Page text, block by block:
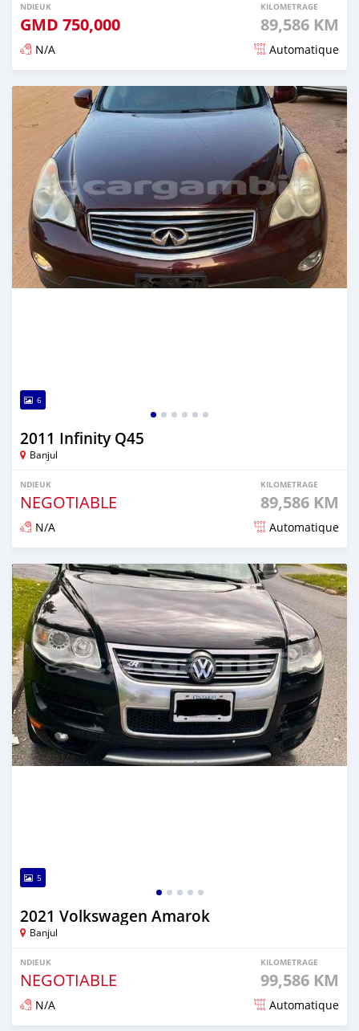
NDIEUK
GMD 750,000
KILOMETRAGE
89,586 KM
N/A Automatique
Dougal na niou ko depuis over 1 years
6
2011 Infinity Q45
Banjul
NDIEUK
NEGOTIABLE
KILOMETRAGE
89,586 KM
N/A Automatique
Dougal na niou ko depuis over 1 years
5
2021 Volkswagen Amarok
Banjul
NDIEUK
NEGOTIABLE
KILOMETRAGE
99,586 KM
N/A Automatique